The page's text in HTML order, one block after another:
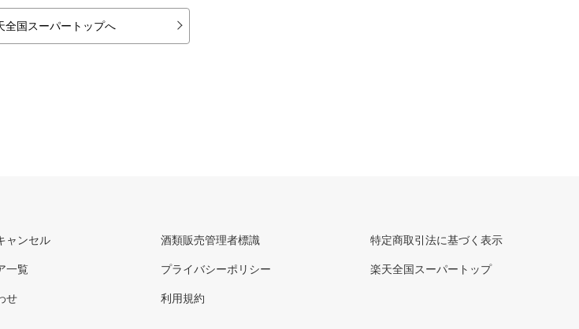
全国スーパートップへ
ャンセル
一覧
せ
酒類販売管理者標識
プライバシーポリシー
利用規約
特定商取引法に基づく表示
楽天全国スーパートップ